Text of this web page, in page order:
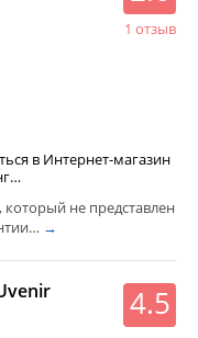
1 отзыв
в Интернет-магазин
не представлен
→
4.5